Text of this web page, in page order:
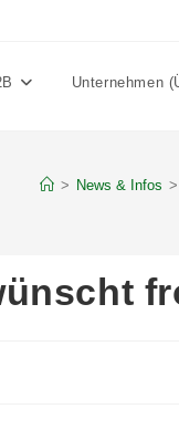
Unternehmen
> News & Infos >